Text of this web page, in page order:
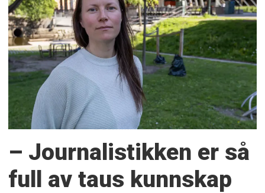
– Journalistikken er så
full av taus kunnskap